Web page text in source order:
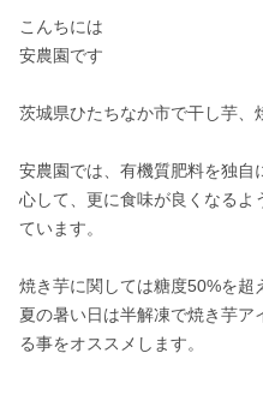
こんちには
安農園です
茨城県ひたちなか市で干し芋、
安農園では、有機質肥料を独
心して、更に食味が良くなるよ
ています。
焼き芋に関しては糖度50%を超
夏の暑い日は半解凍で焼き芋